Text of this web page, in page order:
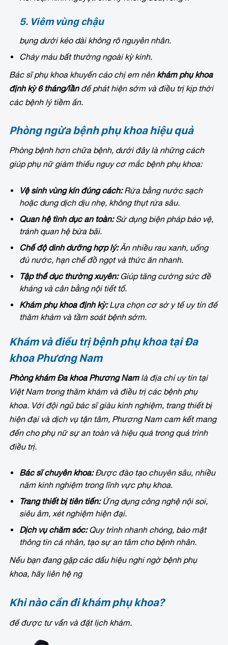
5. Viêm vùng chậu
bụng dưới kéo dài không rõ nguyên nhân.
Chảy máu bất thường ngoài kỳ kinh.
Bác sĩ phụ khoa khuyến cáo chị em nên khám phụ khoa
định kỳ 6 tháng/lầnđể phát hiện sớm và điều trị kịp thời
các bệnh lý tiềm ẩn.
Phòng ngừa bệnh phụ khoa hiệu quả
Phòng bệnh hơn chữa bệnh, dưới đây là những cách
giúp phụ nữ giảm thiểu nguy cơ mắc bệnh phụ khoa:
Vệ sinh vùng kín đúng cách:Rửa bằng nước sạch
hoặc dung dịch dịu nhẹ, không thụt rửa sâu.
Quan hệ tình dục an toàn:Sử dụng biện pháp bảo vệ,
tránh quan hệ bừa bãi.
Chế độ dinh dưỡng hợp lý:Ăn nhiều rau xanh, uống
đủ nước, hạn chế đồ ngọt và thức ăn nhanh.
Tập thể dục thường xuyên:Giúp tăng cường sức đề
kháng và cân bằng nội tiết tố.
Khám phụ khoa định kỳ:Lựa chọn cơ sở y tế uy tín để
thăm khám và tầm soát bệnh sớm.
Khám và điều trị bệnh phụ khoa tại Đa
khoa Phương Nam
Phòng khám Đa khoa Phương Namlà địa chỉ uy tín tại
Việt Nam trong thăm khám và điều trị các bệnh phụ
khoa. Với đội ngũ bác sĩ giàu kinh nghiệm, trang thiết bị
hiện đại và dịch vụ tận tâm, Phương Nam cam kết mang
đến cho phụ nữ sự an toàn và hiệu quả trong quá trình
điều trị.
Bác sĩ chuyên khoa:Được đào tạo chuyên sâu, nhiều
năm kinh nghiệm trong lĩnh vực phụ khoa.
Trang thiết bị tiên tiến:Ứng dụng công nghệ nội soi,
siêu âm, xét nghiệm hiện đại.
Dịch vụ chăm sóc:Quy trình nhanh chóng, bảo mật
thông tin cá nhân, tạo sự an tâm cho bệnh nhân.
Nếu bạn đang gặp các dấu hiệu nghi ngờ bệnh phụ
khoa, hãy liên hệ ng
Khi nào cần đi khám phụ khoa?
để được tư vấn và đặt lịch khám.